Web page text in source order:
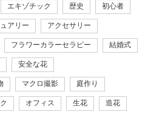
エキゾチック 歴史 初心者
アリー アクセサリー
フラワーカラーセラピー 結婚式
安全な花
マクロ撮影 庭作り
オフィス 生花 造花